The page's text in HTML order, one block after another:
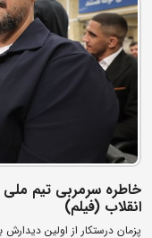
خاطره سرمربی تیم ملی
انقلاب (فیلم)
پزمان درستکار از اولین